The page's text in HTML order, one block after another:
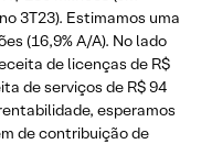
3T23). Estimamos uma
(16,9% A/A). No lado
de licenças de R$
de serviços de R$ 94
esperamos
de contribuição de